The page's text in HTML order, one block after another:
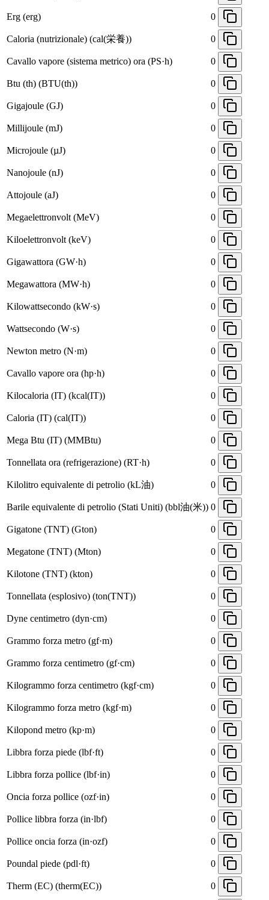
Erg (erg) 0
Caloria (nutrizionale) (cal(栄養)) 0
Cavallo vapore (sistema metrico) ora (PS·h) 0
Btu (th) (BTU(th)) 0
Gigajoule (GJ) 0
Millijoule (mJ) 0
Microjoule (µJ) 0
Nanojoule (nJ) 0
Attojoule (aJ) 0
Megaelettronvolt (MeV) 0
Kiloelettronvolt (keV) 0
Gigawattora (GW·h) 0
Megawattora (MW·h) 0
Kilowattsecondo (kW·s) 0
Wattsecondo (W·s) 0
Newton metro (N·m) 0
Cavallo vapore ora (hp·h) 0
Kilocaloria (IT) (kcal(IT)) 0
Caloria (IT) (cal(IT)) 0
Mega Btu (IT) (MMBtu) 0
Tonnellata ora (refrigerazione) (RT·h) 0
Kilolitro equivalente di petrolio (kL油) 0
Barile equivalente di petrolio (Stati Uniti) (bbl油(米)) 0
Gigatone (TNT) (Gton) 0
Megatone (TNT) (Mton) 0
Kilotone (TNT) (kton) 0
Tonnellata (esplosivo) (ton(TNT)) 0
Dyne centimetro (dyn·cm) 0
Grammo forza metro (gf·m) 0
Grammo forza centimetro (gf·cm) 0
Kilogrammo forza centimetro (kgf·cm) 0
Kilogrammo forza metro (kgf·m) 0
Kilopond metro (kp·m) 0
Libbra forza piede (lbf·ft) 0
Libbra forza pollice (lbf·in) 0
Oncia forza pollice (ozf·in) 0
Pollice libbra forza (in·lbf) 0
Pollice oncia forza (in·ozf) 0
Poundal piede (pdl·ft) 0
Therm (EC) (therm(EC)) 0